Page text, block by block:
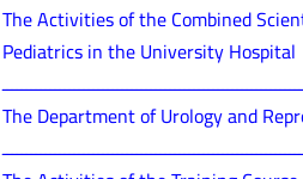
The Activities of the Combined
Pediatrics in the University Hospital
The Department of Urology and